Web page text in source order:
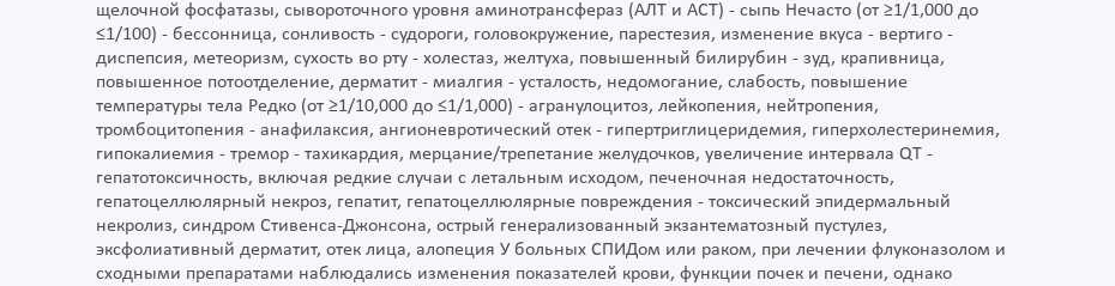
щелочной фосфатазы, сывороточного уровня аминотрансфераз (АЛТ и АСТ) - сыпь Нечасто (от ≥1/1,000 до
≤1/100) - бессонница, сонливость - судороги, головокружение, парестезия, изменение вкуса - вертиго -
диспепсия, метеоризм, сухость во рту - холестаз, желтуха, повышенный билирубин - зуд, крапивница,
повышенное потоотделение, дерматит - миалгия - усталость, недомогание, слабость, повышение
температуры тела Редко (от ≥1/10,000 до ≤1/1,000) - агранулоцитоз, лейкопения, нейтропения,
тромбоцитопения - анафилаксия, ангионевротический отек - гипертриглицеридемия, гиперхолестеринемия,
гипокалиемия - тремор - тахикардия, мерцание/трепетание желудочков, увеличение интервала QT -
гепатотоксичность, включая редкие случаи с летальным исходом, печеночная недостаточность,
гепатоцеллюлярный некроз, гепатит, гепатоцеллюлярные повреждения - токсический эпидермальный
некролиз, синдром Стивенса-Джонсона, острый генерализованный экзантематозный пустулез,
эксфолиативный дерматит, отек лица, алопеция У больных СПИДом или раком, при лечении флуконазолом и
сходными препаратами наблюдались изменения показателей крови, функции почек и печени, однако